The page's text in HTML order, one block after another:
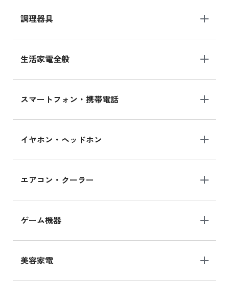
調理器具
生活家電全般
スマートフォン・携帯電話
イヤホン・ヘッドホン
エアコン・クーラー
ゲーム機器
美容家電